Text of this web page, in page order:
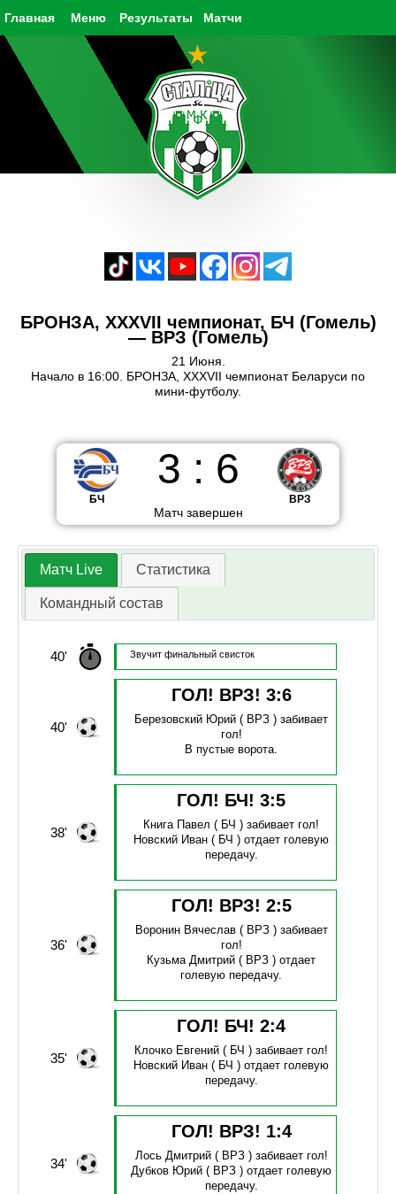
Главная Результаты Матчи
Меню
БРОНЗА, XXXVII чемпионат, БЧ (Гомель)
— ВРЗ (Гомель)
21 Июня.
Начало в 16:00. БРОНЗА, XXXVII чемпионат Беларуси по
мини-футболу.
БЧ
3 : 6
Матч завершен
ВРЗ
Матч Live Статистика
Командный состав
40' Звучит финальный свисток
40'
ГОЛ! ВРЗ! 3:6
Березовский Юрий ( ВРЗ )забивает
гол!
В пустые ворота.
38'
ГОЛ! БЧ!3:5
Книга Павел ( БЧ )забивает гол!
Новский Иван ( БЧ )отдает голевую
передачу.
36'
ГОЛ! ВРЗ! 2:5
Воронин Вячеслав( ВРЗ ) забивает
гол!
Кузьма Дмитрий ( ВРЗ )отдает
голевую передачу.
35'
ГОЛ! БЧ!2:4
Клочко Евгений ( БЧ )забивает гол!
Новский Иван ( БЧ )отдает голевую
передачу.
34'
ГОЛ! ВРЗ! 1:4
Лось Дмитрий( ВРЗ ) забивает гол!
Дубков Юрий ( ВРЗ )отдает голевую
передачу.